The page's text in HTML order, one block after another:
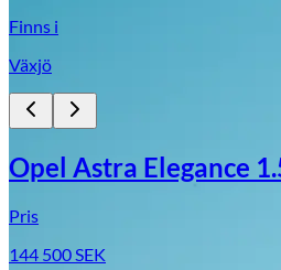
Finns i
Växjö
Opel Astra Elegance
Pris
144 500SEK